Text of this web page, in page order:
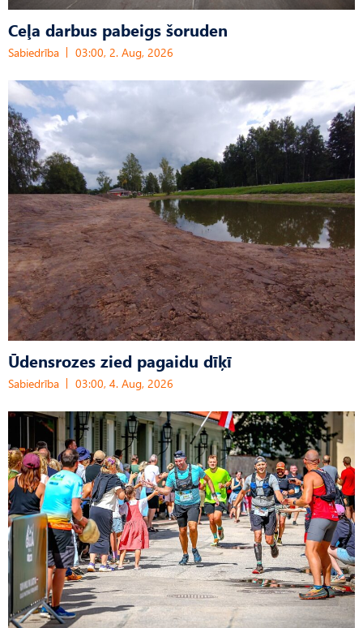
Ceļa darbus pabeigs šoruden
Sabiedrība 03:00, 2. Aug, 2026
Ūdensrozes zied pagaidu dīķī
Sabiedrība 03:00, 4. Aug, 2026